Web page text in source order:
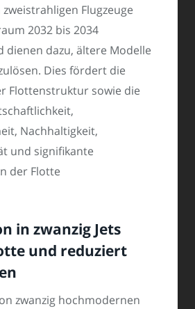
Flugzeuge
2032 bis 2034
dienen dazu, ältere Modelle
Dies fördert die
Flottenstruktur sowie die
Nachhaltigkeit,
und signifikante
der Flotte
in zwanzig Jets
und reduziert
zwanzig hochmodernen